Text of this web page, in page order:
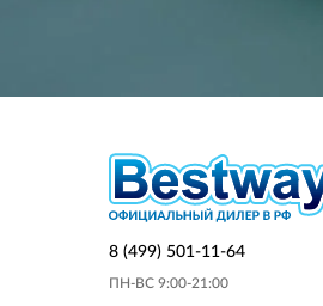
8 (499) 501-11-64
ПН-ВС 9:00-21:00